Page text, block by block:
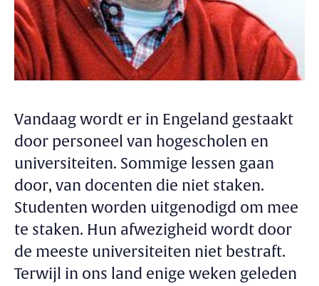
Vandaag wordt er in Engeland gestaakt
door personeel van hogescholen en
universiteiten. Sommige lessen gaan
door, van docenten die niet staken.
Studenten worden uitgenodigd om mee
te staken. Hun afwezigheid wordt door
de meeste universiteiten niet bestraft.
Terwijl in ons land enige weken geleden